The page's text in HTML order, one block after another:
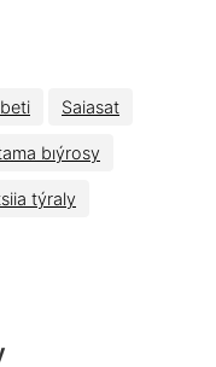
Sаiasаt
bıýrоsy
týrаly